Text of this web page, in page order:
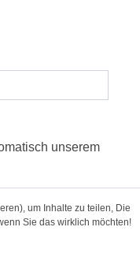
unserem
um Inhalte zu teilen, Die
Sie das wirklich möchten!